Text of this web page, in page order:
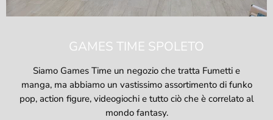
GAMES TIME SPOLETO
Siamo Games Time un negozio che tratta Fumetti e
manga, ma abbiamo un vastissimo assortimento di funko
pop, action figure, videogiochi e tutto ciò che è correlato al
mondo fantasy.